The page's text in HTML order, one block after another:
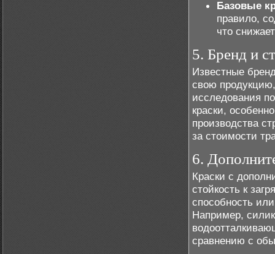
Базовые
правило,
что
5. Бренд и
Известные
свою продукцию,
исследования
краски,
производства
за стоимости
6.
Краски с
стойкость к
способность
Например,
сравнению с